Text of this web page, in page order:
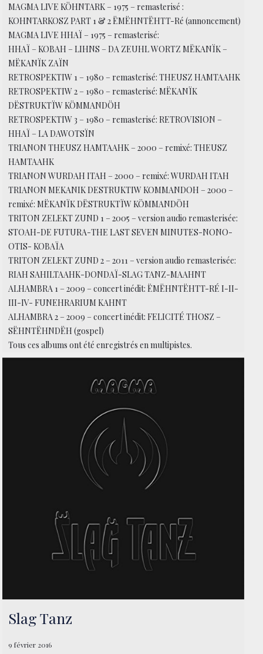
MAGMA LIVE KÖHNTARK – 1975 – remasterisé :
KOHNTARKOSZ PART 1 & 2 ËMËHNTËHTT-Ré (annoncement)
MAGMA LIVE HHAÏ – 1975 – remasterisé:
HHAÏ – KOBAH – LIHNS – DA ZEUHL WORTZ MËKANÏK –
MËKANÏK ZAÏN
RETROSPEKTIW 1 – 1980 – remasterisé: THEUSZ HAMTAAHK
RETROSPEKTIW 2 – 1980 – remasterisé: MËKANÏK
DËSTRUKTÏW KÖMMANDÖH
RETROSPEKTIW 3 – 1980 – remasterisé: RETROVISION –
HHAÏ – LA DAWOTSÏN
TRIANON THEUSZ HAMTAAHK – 2000 – remixé: THEUSZ
HAMTAAHK
TRIANON WURDAH ITAH – 2000 – remixé: WURDAH ITAH
TRIANON MEKANIK DESTRUKTIW KOMMANDOH – 2000 –
remixé: MËKANÏK DËSTRUKTÏW KÖMMANDÖH
TRITON ZELEKT ZUND 1 – 2005 – version audio remasterisée:
STOAH-DE FUTURA-THE LAST SEVEN MINUTES-NONO-
OTIS- KOBAÏA
TRITON ZELEKT ZUND 2 – 2011 – version audio remasterisée:
RIAH SAHILTAAHK-DONDAÏ-SLAG TANZ-MAAHNT
ALHAMBRA 1 – 2009 – concert inédit: ËMËHNTËHTT-RÉ I-II-
III-IV- FUNEHRARIUM KAHNT
ALHAMBRA 2 – 2009 – concert inédit: FELICITÉ THOSZ –
SËHNTËHNDËH (gospel)
Tous ces albums ont été enregistrés en multipistes.
Slag Tanz
9 février 2016